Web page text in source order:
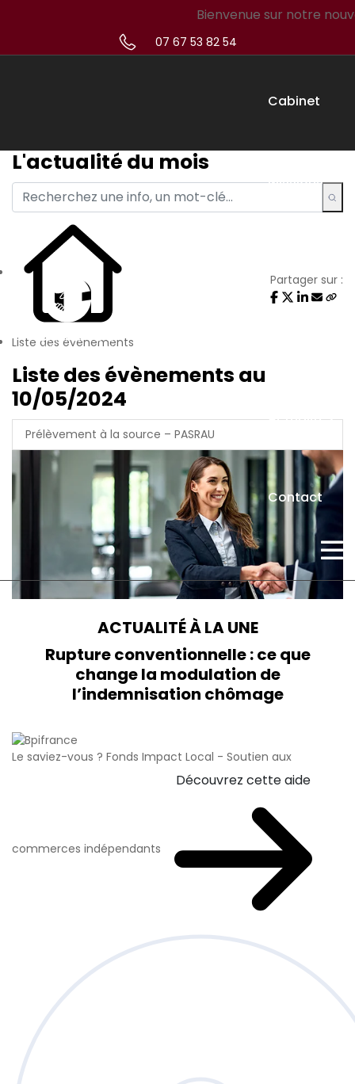
Bienvenue sur notre
07 67 53 82 54
Cabinet
Missions
Actualités
Contact
L'actualité du mois
Liste des évènements
Partager sur :
Liste des évènements au
10/05/2024
Prélèvement à la source – PASRAU
ACTUALITÉ À LA UNE
Rupture conventionnelle : ce que
change la modulation de
l’indemnisation chômage
Le saviez-vous ? Fonds Impact Local - Soutien aux
commerces indépendants
Découvrez cette aide